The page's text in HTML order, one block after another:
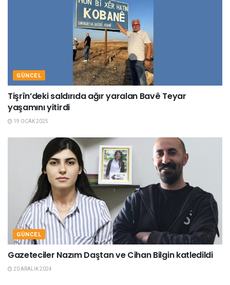
GÜNCEL
Tişrîn’deki saldırıda ağır yaralan Bavê Teyar
yaşamını yitirdi
19 OCAK 2025
GÜNCEL
Gazeteciler Nazım Daştan ve Cihan Bilgin katledildi
20 ARALIK 2024